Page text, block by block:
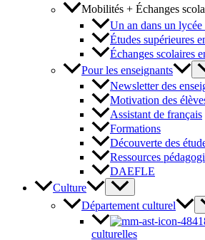
Mobilités + Échanges
Un an dans un lycée
Études supérieures
Échanges scolaires
Pour les enseignants
Newsletter des
Motivation des
Assistant de français
Formations
Découverte des
Ressources
DAEFLE
Culture
Département culturel
culturelles